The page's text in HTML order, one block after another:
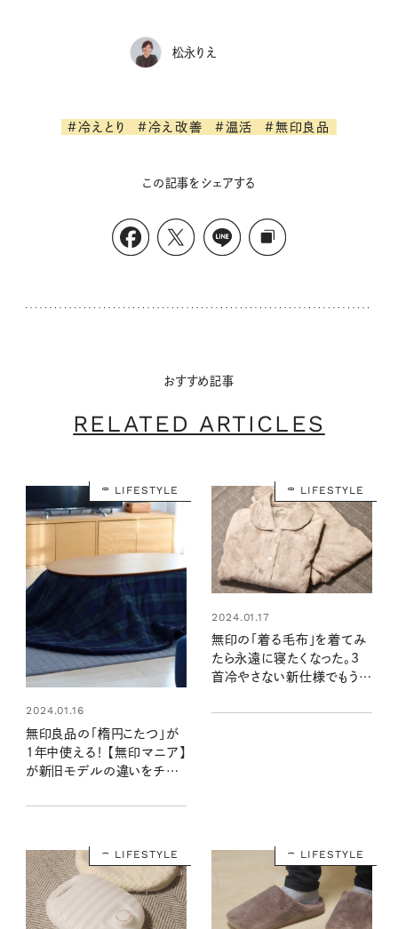
松永りえ
#冷えとり #冷え改善 #温活 #無印良品
この記事をシェアする
おすすめ記事
RELATED ARTICLES
LIFESTYLE
2024.01.16
無印良品の「楕円こたつ」が
1年中使える！ 【無印マニア】
が新旧モデルの違いをチェ
LIFESTYLE
2024.01.17
無印の「着る毛布」を着てみ
たら永遠に寝たくなった。3
首冷やさない新仕様でもう手
LIFESTYLE LIFESTYLE